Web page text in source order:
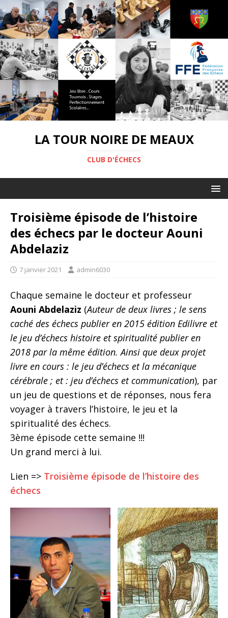
LA TOUR NOIRE DE MEAUX
CLUB D'ÉCHECS
Troisième épisode de l’histoire
des échecs par le docteur Aouni
Abdelaziz
7 janvier 2021 admin6030
Chaque semaine le docteur et professeur
Aouni Abdelaziz (Auteur de deux livres ; le sens
caché des échecs publier en 2015 édition Edilivre et
le jeu d’échecs histoire et spiritualité publier en
2018 par la même édition. Ainsi que deux projet
livre en cours : le jeu d’échecs et la mécanique
cérébrale ; et : jeu d’échecs et communication), par
un jeu de questions et de réponses, nous fera
voyager à travers l’histoire, le jeu et la
spiritualité des échecs.
3ème épisode cette semaine !!!
Un grand merci à lui.
Lien => Troisième épisode de l’histoire des
échecs